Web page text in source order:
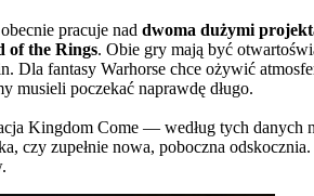
pracuje nad dwoma dużymi
of the Rings. Obie gry mają być
Dla fantasy Warhorse chce ożywić
musieli poczekać naprawdę długo.
Kingdom Come — według tych
czy zupełnie nowa, poboczna